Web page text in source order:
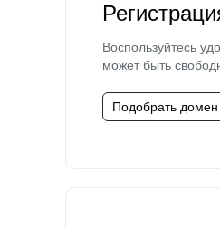
Воспользуйтесь
может быть
Подобрать домен